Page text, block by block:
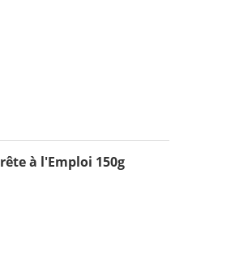
à l'Emploi 150g